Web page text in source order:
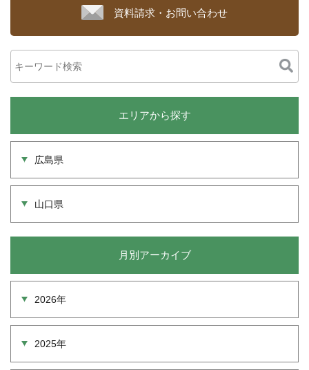
資料請求・お問い合わせ
エリアから探す
広島県
山口県
月別アーカイブ
2026年
2025年